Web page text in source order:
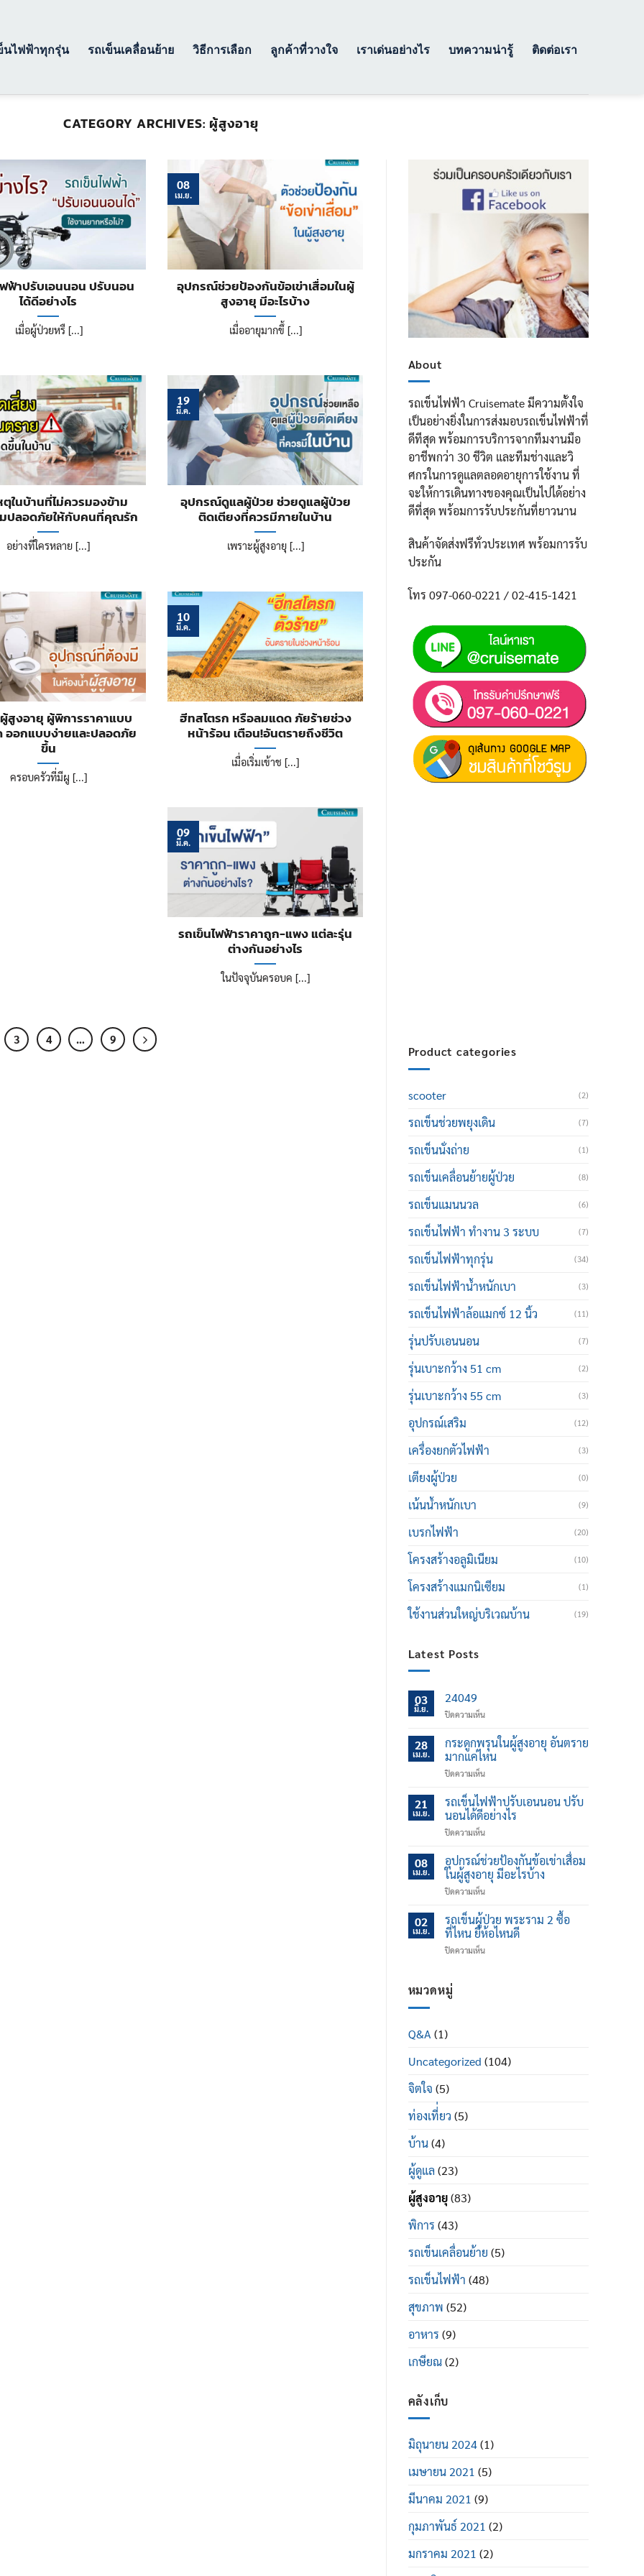
นไฟฟ้าทุกรุ่น รถเข็นเคลื่อนย้าย วิธีการเลือก ลูกค้าที่วางใจ เราเด่นอย่างไร บทความน่ารู้ ติดต่อเรา
CATEGORY ARCHIVES: ผู้สูงอายุ
ฟฟ้าปรับเอนนอน ปรับนอน
ได้ดีอย่างไร
เมื่อผู้ป่วยหรื [...]
อุปกรณ์ช่วยป้องกันข้อเข่าเสื่อมในผู้
สูงอายุ มีอะไรบ้าง
เมื่ออายุมากขึ้ [...]
08
เม.ย.
ในบ้านที่ไม่ควรมองข้าม
ปลอดภัยให้กับคนที่คุณรัก
อย่างที่ใครหลาย [...]
อุปกรณ์ดูแลผู้ป่วย ช่วยดูแลผู้ป่วย
ติดเตียงที่ควรมีภายในบ้าน
เพราะผู้สูงอายุ [...]
19
มี.ค.
สูงอายุ ผู้พิการราคาแบบ
ออกแบบง่ายและปลอดภัย
ขึ้น
ครอบครัวที่มีผู [...]
ฮีทสโตรก หรือลมแดด ภัยร้ายช่วง
หน้าร้อน เตือน!อันตรายถึงชีวิต
เมื่อเริ่มเข้าช [...]
10
มี.ค.
รถเข็นไฟฟ้าราคาถูก-แพง แต่ละรุ่น
ต่างกันอย่างไร
ในปัจจุบันครอบค [...]
09
มี.ค.
3 4 … 9
About
รถเข็นไฟฟ้า Cruisemate มีความตั้งใจ
เป็นอย่างยิ่งในการส่งมอบรถเข็นไฟฟ้าที่
ดีทีสุด พร้อมการบริการจากทีมงานมือ
อาชีพกว่า 30 ชีวิต และทีมช่างและวิ
ศกรในการดูแลตลอดอายุการใช้งาน ที่
จะให้การเดินทางของคุณเป็นไปได้อย่าง
ดีที่สุด พร้อมการรับประกันที่ยาวนาน
สินค้าจัดส่งฟรีทั่วประเทศ พร้อมการรับ
ประกัน
โทร 097-060-0221 / 02-415-1421
Product categories
scooter (2)
รถเข็นช่วยพยุงเดิน (7)
รถเข็นนั่งถ่าย (1)
รถเข็นเคลื่อนย้ายผู้ป่วย (8)
รถเข็นแมนนวล (6)
รถเข็นไฟฟ้า ทำงาน 3 ระบบ (7)
รถเข็นไฟฟ้าทุกรุ่น (34)
รถเข็นไฟฟ้าน้ำหนักเบา (3)
รถเข็นไฟฟ้าล้อแมกซ์ 12 นิ้ว (11)
รุ่นปรับเอนนอน (7)
รุ่นเบาะกว้าง 51 cm (2)
รุ่นเบาะกว้าง 55 cm (3)
อุปกรณ์เสริม (12)
เครื่องยกตัวไฟฟ้า (3)
เตียงผู้ป่วย (0)
เน้นน้ำหนักเบา (9)
เบรกไฟฟ้า (20)
โครงสร้างอลูมิเนียม (10)
โครงสร้างแมกนิเซียม (1)
ใช้งานส่วนใหญ่บริเวณบ้าน (19)
Latest Posts
03
มิ.ย.
24049
ปิดความเห็นบน
28
เม.ย.
กระดูกพรุนในผู้สูงอายุ อันตราย
มากแค่ไหน
ปิดความเห็นบน
พรุน
ใน
ผู้
สูง
อันตราย
มาก
แค่
ไหน
21
เม.ย.
รถเข็นไฟฟ้าปรับเอนนอน ปรับ
นอนได้ดีอย่างไร
ปิดความเห็นบน
เข็น
ไฟฟ้า
ปรับ
เอน
ปรับ
นอน
ดี
08
เม.ย.
อุปกรณ์ช่วยป้องกันข้อเข่าเสื่อม
ในผู้สูงอายุ มีอะไรบ้าง
ปิดความเห็นบน
ช่วย
ป้องกัน
ข้อ
เข่า
02
เม.ย.
รถเข็นผู้ป่วย พระราม 2 ซื้อ
ที่ไหน ยี่ห้อไหนดี
ปิดความเห็นบน
ยี่ห้อ
หมวดหมู่
Q&A (1)
Uncategorized (104)
จิตใจ (5)
ท่องเที่่ยว (5)
บ้าน(4)
ผู้ดูแล (23)
ผู้สูงอายุ(83)
พิการ (43)
รถเข็นเคลื่อนย้าย (5)
รถเข็นไฟฟ้า (48)
สุขภาพ (52)
อาหาร (9)
เกษียณ(2)
คลังเก็บ
มิถุนายน 2024(1)
เมษายน 2021 (5)
มีนาคม 2021 (9)
กุมภาพันธ์ 2021 (2)
มกราคม 2021 (2)